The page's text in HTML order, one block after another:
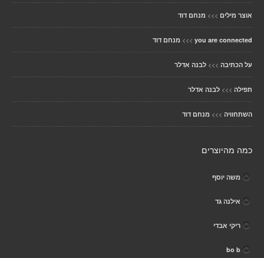
אוצר מילים >>> מנחם דוד
you are connected
>>> מנחם דוד
על הכתיבה >>> לבנה אדלר
תפילה >>> לבנה אדלר
השתחוויה >>> מנחם דוד
כמה מהיוצרים
משה יוסף
אילנה גד
ריקי אבדי
bo b